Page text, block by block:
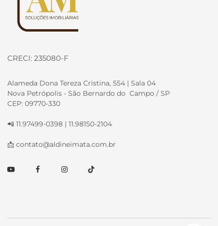
CRECI: 235080-F
Alameda Dona Tereza Cristina, 554 | Sala 04
Nova Petrópolis - São Bernardo do Campo / SP
CEP: 09770-330
📲 11.97499-0398 | 11.98150-2104
📩 contato@aldineimata.com.br
YoutubeFacebookInstagramTikTok